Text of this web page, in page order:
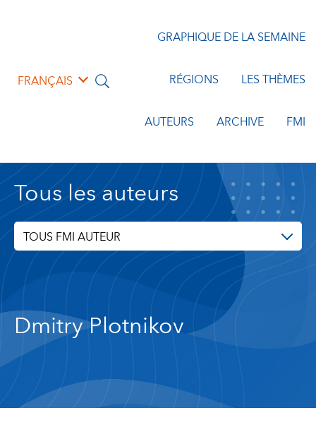
FRANÇAIS
GRAPHIQUE DE LA SEMAINE
RÉGIONS LES THÈMES
AUTEURS ARCHIVE FMI
Tous les auteurs
TOUS FMI AUTEUR
Dmitry Plotnikov